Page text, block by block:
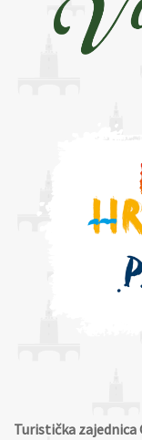
Turistička zajednica